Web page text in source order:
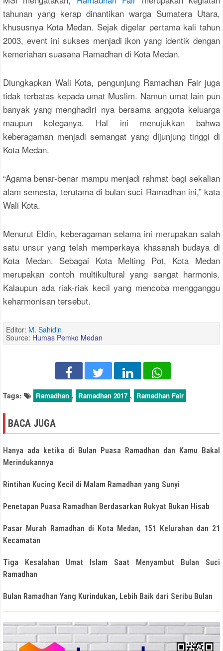
tahunan yang kerap dinantikan warga Sumatera Utara,
khususnya Kota Medan. Sejak digelar pertama kali tahun
2003, event ini sukses menjadi ikon yang identik dengan
kemeriahan suasana Ramadhan di Kota Medan.
Diungkapkan Wali Kota, pengunjung Ramadhan Fair juga
tidak terbatas kepada umat Muslim. Namun umat lain pun
banyak yang menghadiri nya bersama anggota keluarga
maupun koleganya. Hal ini menujukkan bahwa
keberagaman menjadi semangat yang dijunjung tinggi di
Kota Medan.
“Agama benar-benar mampu menjadi rahmat bagi sekalian
alam semesta, terutama di bulan suci Ramadhan ini,” kata
Wali Kota.
Menurut Eldin, keberagaman selama ini merupakan salah
satu unsur yang telah memperkaya khasanah budaya di
Kota Medan. Sebagai Kota Melting Pot, Kota Medan
merupakan contoh multikultural yang sangat harmonis.
Kalaupun ada riak-riak kecil yang mencoba mengganggu
keharmonisan tersebut.
Editor: M. Sahidin
Source: Humas Pemko Medan
Tags: Ramadhan , Ramadhan 2017 , Ramadhan Fair
BACA JUGA
Hanya ada ketika di Bulan Puasa Ramadhan dan Kamu Bakal
Merindukannya
Rintihan Kucing Kecil di Malam Ramadhan yang Sunyi
Penetapan Puasa Ramadhan Berdasarkan Rukyat Bukan Hisab
Pasar Murah Ramadhan di Kota Medan, 151 Kelurahan dan 21
Kecamatan
Tiga Kesalahan Umat Islam Saat Menyambut Bulan Suci
Ramadhan
Bulan Ramadhan Yang Kurindukan, Lebih Baik dari Seribu Bulan